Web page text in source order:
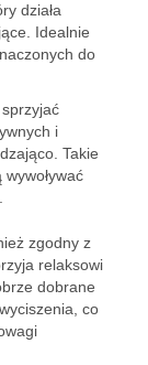
działa
Idealnie
do
i
Takie
zgodny z
relaksowi
dobrane
co